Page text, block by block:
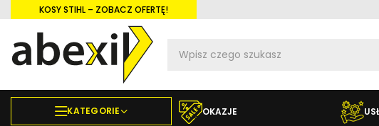
KOSY STIHL – ZOBACZ OFERTĘ!
KATEGORIE OKAZJE